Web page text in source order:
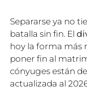
Separarse ya no
batalla sin fin. El
hoy la forma más
poner fin al
cónyuges están
actualizada al